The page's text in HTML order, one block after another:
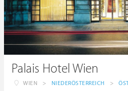
Palais Hotel Wien
WIEN > NIEDERÖSTERREICH >